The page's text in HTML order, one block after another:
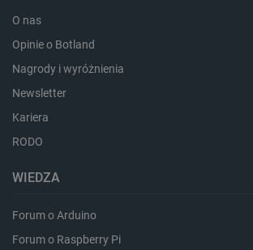
O nas
Opinie o Botland
Nagrody i wyróżnienia
Newsletter
Kariera
RODO
WIEDZA
Forum o Arduino
Forum o Raspberry Pi